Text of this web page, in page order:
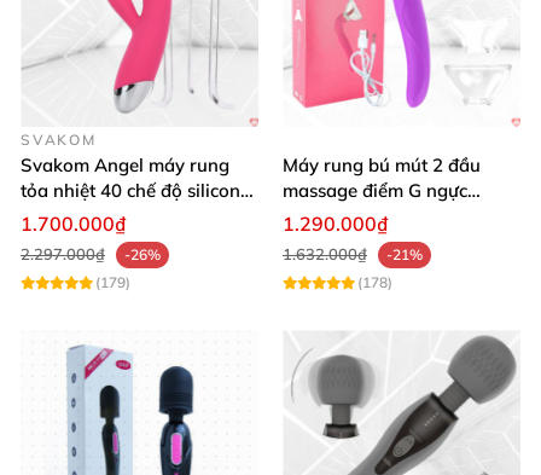
SVAKOM
Svakom Angel máy rung
tỏa nhiệt 40 chế độ silicon
mềm mịn
1.700.000₫
2.297.000₫
-26%
(179)
Máy rung bú mút 2 đầu
massage điểm G ngực
silicon y tế mềm mại
1.290.000₫
1.632.000₫
-21%
(178)